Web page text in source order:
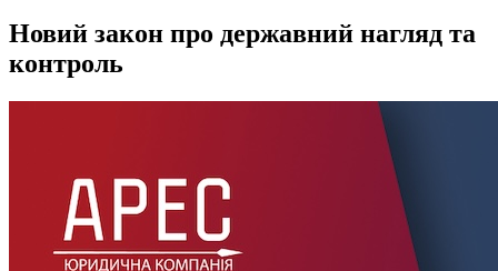
Новий закон про державний нагляд та
контроль